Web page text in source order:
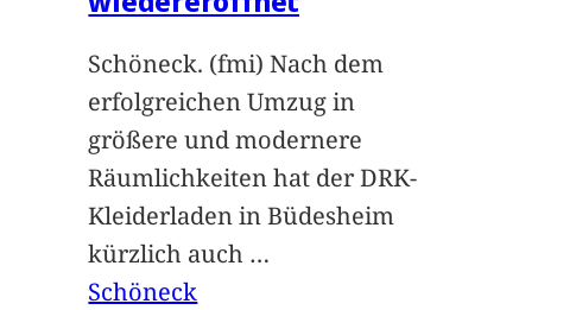
Schöneck. (fmi) Nach dem
erfolgreichen Umzug in
größere und modernere
Räumlichkeiten hat der DRK-
Kleiderladen in Büdesheim
kürzlich auch …
Schöneck